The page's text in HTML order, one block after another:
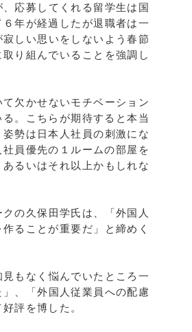
応募してくれる留学生は国
年が経過したが退職者は一
しい思いをしないよう春節
り組んでいることを強調し
欠かせないモチベーション
。こちらが期待すると本当
勢は日本人社員の刺激にな
員優先の１ルームの部屋を
るいはそれ以上かもしれな
の久保田学氏は、「外国人
ることが重要だ」と締めく
もなく悩んでいたところ一
、
「外国人従業員への配慮
評を博した。